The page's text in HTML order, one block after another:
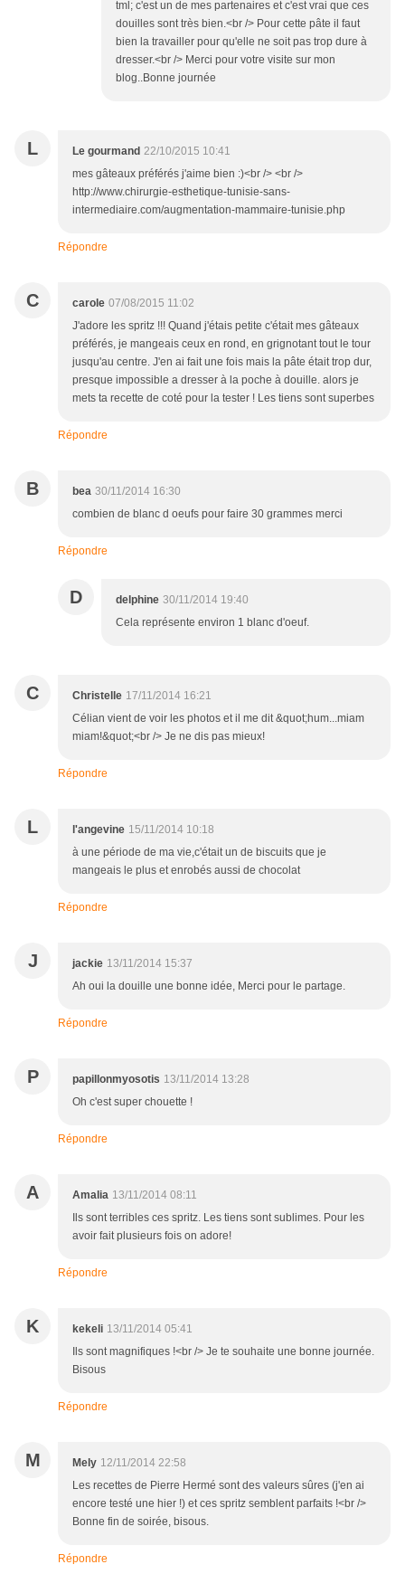
tml; c'est un de mes partenaires et c'est vrai que ces
douilles sont très bien.<br /> Pour cette pâte il faut
bien la travailler pour qu'elle ne soit pas trop dure à
dresser.<br /> Merci pour votre visite sur mon
blog..Bonne journée
L Le gourmand 22/10/2015 10:41
mes gâteaux préférés j'aime bien :)<br /> <br />
http://www.chirurgie-esthetique-tunisie-sans-
intermediaire.com/augmentation-mammaire-tunisie.php
Répondre
C carole 07/08/2015 11:02
J'adore les spritz !!! Quand j'étais petite c'était mes gâteaux
préférés, je mangeais ceux en rond, en grignotant tout le tour
jusqu'au centre. J'en ai fait une fois mais la pâte était trop dur,
presque impossible a dresser à la poche à douille. alors je
mets ta recette de coté pour la tester ! Les tiens sont superbes
Répondre
B bea 30/11/2014 16:30
combien de blanc d oeufs pour faire 30 grammes merci
Répondre
D delphine 30/11/2014 19:40
Cela représente environ 1 blanc d'oeuf.
C Christelle 17/11/2014 16:21
Célian vient de voir les photos et il me dit &quot;hum...miam
miam!&quot;<br /> Je ne dis pas mieux!
Répondre
L l'angevine 15/11/2014 10:18
à une période de ma vie,c'était un de biscuits que je
mangeais le plus et enrobés aussi de chocolat
Répondre
J jackie 13/11/2014 15:37
Ah oui la douille une bonne idée, Merci pour le partage.
Répondre
P papillonmyosotis 13/11/2014 13:28
Oh c'est super chouette !
Répondre
A Amalia 13/11/2014 08:11
Ils sont terribles ces spritz. Les tiens sont sublimes. Pour les
avoir fait plusieurs fois on adore!
Répondre
K kekeli 13/11/2014 05:41
Ils sont magnifiques !<br /> Je te souhaite une bonne journée.
Bisous
Répondre
M Mely 12/11/2014 22:58
Les recettes de Pierre Hermé sont des valeurs sûres (j'en ai
encore testé une hier !) et ces spritz semblent parfaits !<br />
Bonne fin de soirée, bisous.
Répondre